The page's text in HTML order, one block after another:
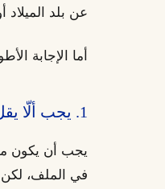
عن بلد الميلاد
أما الإجابة
1. يجب ألّا يقل عمركم عن 18 عامًا
يجب أن يكون
في الملف،